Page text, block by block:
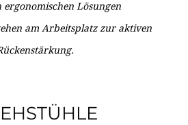
ergonomischen Lösungen
am Arbeitsplatz zur aktiven